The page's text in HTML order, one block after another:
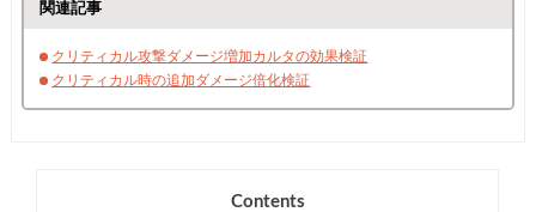
関連記事
クリティカル攻撃ダメージ増加カルタの効果検証
クリティカル時の追加ダメージ倍化検証
Contents